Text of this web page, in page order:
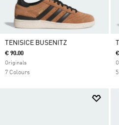
TENISICE BUSENITZ
€ 90.00
Originals
7 Colours